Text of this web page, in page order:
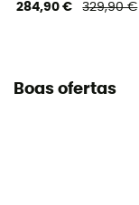
284,90 € 329,90 €
Boas ofertas